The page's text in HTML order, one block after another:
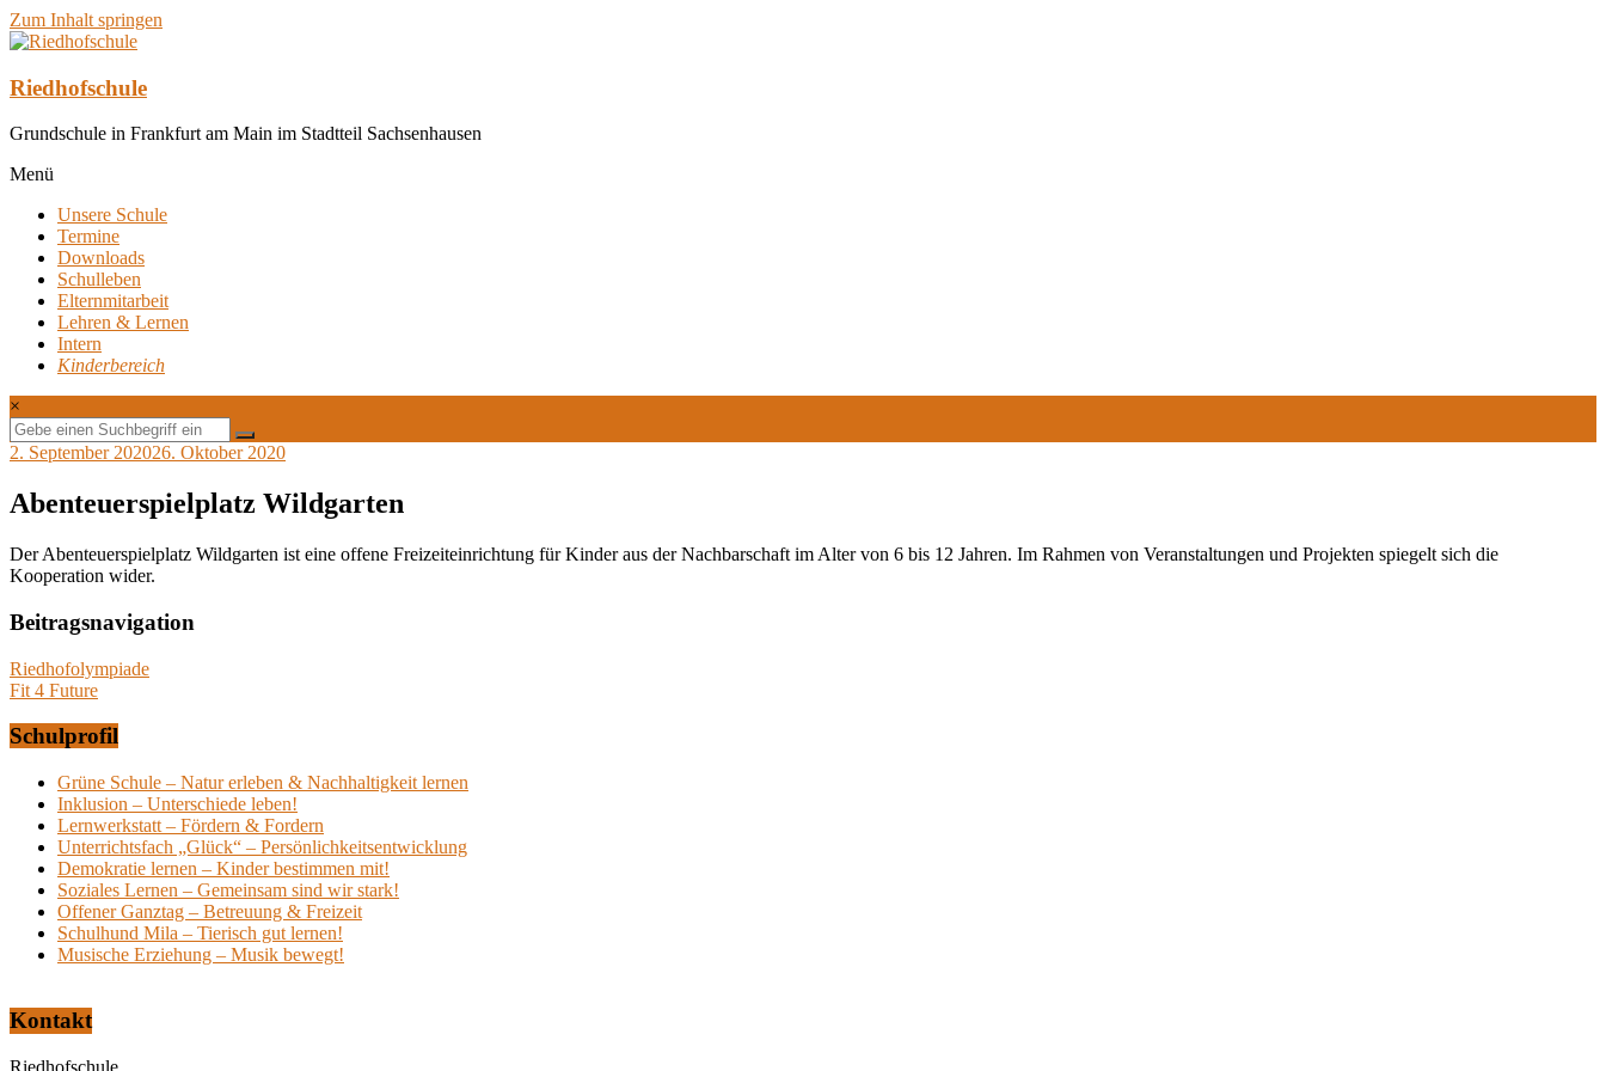
Zum Inhalt springen
Riedhofschule
Grundschule in Frankfurt am Main im Stadtteil Sachsenhausen
Menü
Unsere Schule
Termine
Downloads
Schulleben
Elternmitarbeit
Lehren & Lernen
Intern
Kinderbereich
×
2. September 202026. Oktober 2020
Abenteuerspielplatz Wildgarten
Der Abenteuerspielplatz Wildgarten ist eine offene Freizeiteinrichtung für Kinder aus der Nachbarschaft im Alter von 6 bis 12 Jahren. Im Rahmen von Veranstaltungen und Projekten spiegelt sich die
Kooperation wider.
Beitragsnavigation
Riedhofolympiade
Fit 4 Future
Schulprofil
Grüne Schule – Natur erleben & Nachhaltigkeit lernen
Inklusion – Unterschiede leben!
Lernwerkstatt – Fördern & Fordern
Unterrichtsfach „Glück“ – Persönlichkeitsentwicklung
Demokratie lernen – Kinder bestimmen mit!
Soziales Lernen – Gemeinsam sind wir stark!
Offener Ganztag – Betreuung & Freizeit
Schulhund Mila – Tierisch gut lernen!
Musische Erziehung – Musik bewegt!
Kontakt
Riedhofschule